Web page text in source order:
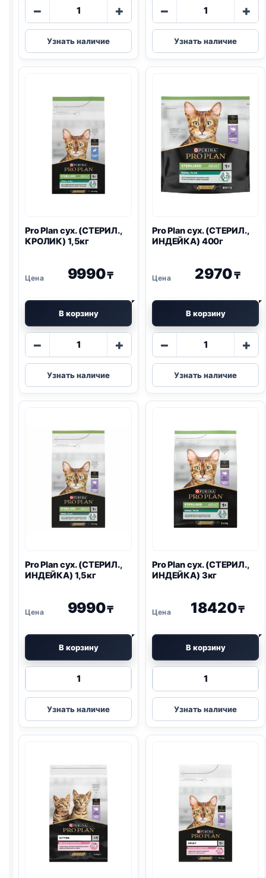
−
Количество
Pro
Plan
сух.
1,5кг
+
Узнать наличие
−
Количество
Pro
Plan
сух.
400г
+
Узнать наличие
Pro Planсух. (СТЕРИЛ.,
КРОЛИК) 1,5кг
9990₸
В корзину
−
Количество
Pro
Plan
сух.
1,5кг
+
Узнать наличие
Pro Planсух. (СТЕРИЛ.,
ИНДЕЙКА) 400г
2970₸
В корзину
−
Количество
Pro
Plan
сух.
400г
+
Узнать наличие
Pro Planсух. (СТЕРИЛ.,
ИНДЕЙКА) 1,5кг
9990₸
В корзину
Количество
Pro
Plan
сух.
1,5кг
Узнать наличие
Pro Planсух. (СТЕРИЛ.,
ИНДЕЙКА) 3кг
18420₸
В корзину
Количество
Pro
Plan
сух.
3кг
Узнать наличие